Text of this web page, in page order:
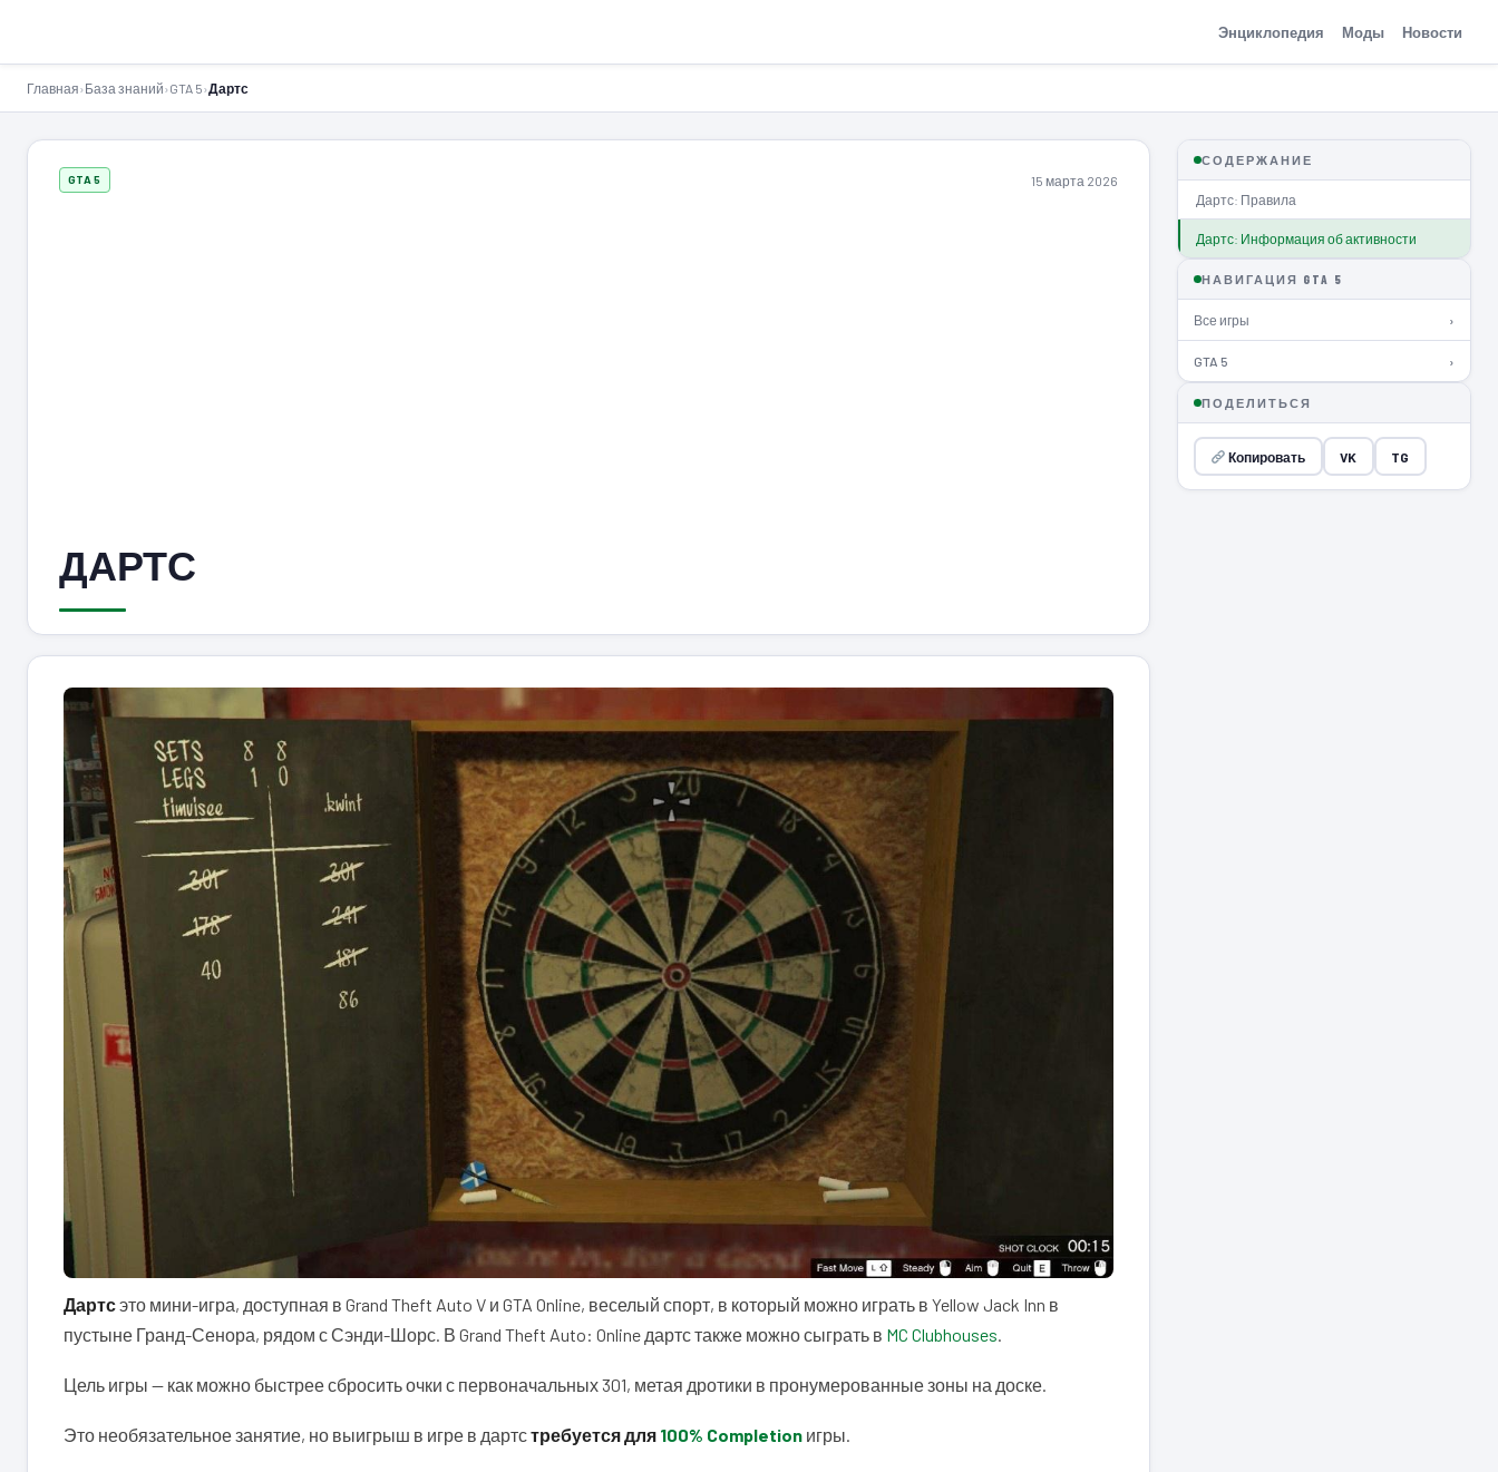
Энциклопедия Моды Новости
Главная›База знаний›GTA 5›Дартс
GTA 5 15 марта 2026
ДАРТС
Дартсэто мини-игра, доступная в Grand Theft Auto V и GTA Online, веселый спорт, в который можно играть в Yellow Jack Inn в
пустыне Гранд-Сенора, рядом с Сэнди-Шорс. В Grand Theft Auto: Online дартс также можно сыграть в MC Clubhouses.
Цель игры — как можно быстрее сбросить очки с первоначальных 301, метая дротики в пронумерованные зоны на доске.
Это необязательное занятие, но выигрыш в игре в дартстребуется для 100% Completion игры.
СОДЕРЖАНИЕ
Дартс: Правила
Дартс: Информация об активности
НАВИГАЦИЯ GTA 5
Все игры ›
GTA 5 ›
ПОДЕЛИТЬСЯ
Копировать VK TG